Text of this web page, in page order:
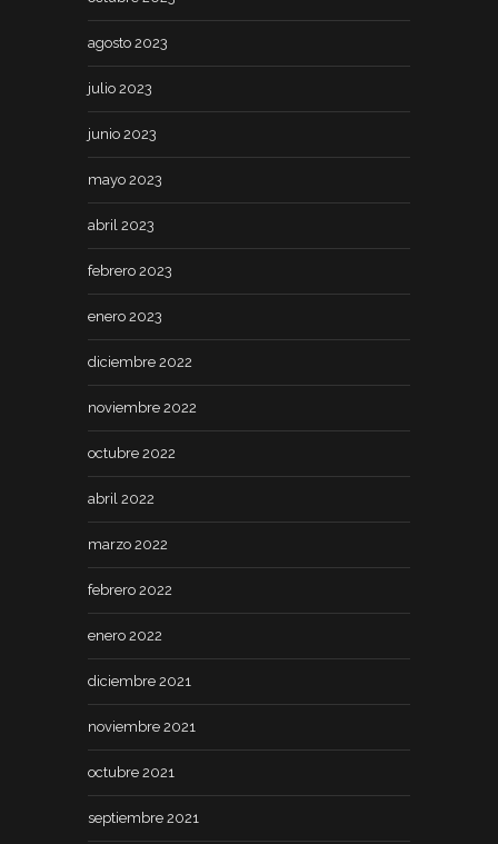
agosto 2023
julio 2023
junio 2023
mayo 2023
abril 2023
febrero 2023
enero 2023
diciembre 2022
noviembre 2022
octubre 2022
abril 2022
marzo 2022
febrero 2022
enero 2022
diciembre 2021
noviembre 2021
octubre 2021
septiembre 2021